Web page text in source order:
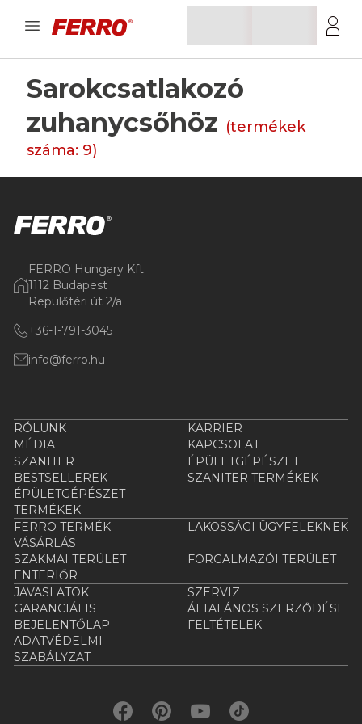
Sarokcsatlakozó
zuhanycsőhöz (termékek
száma: 9)
FERRO Hungary Kft.
1112 Budapest
Repülőtéri út 2/a
+36-1-791-3045
info@ferro.hu
RÓLUNK
KARRIER
MÉDIA
KAPCSOLAT
SZANITER
ÉPÜLETGÉPÉSZET
BESTSELLEREK
SZANITER TERMÉKEK
ÉPÜLETGÉPÉSZET
TERMÉKEK
FERRO TERMÉK
VÁSÁRLÁS
LAKOSSÁGI ÜGYFELEKNEK
SZAKMAI TERÜLET
FORGALMAZÓI TERÜLET
ENTERIŐR
JAVASLATOK
SZERVIZ
GARANCIÁLIS
BEJELENTŐLAP
ÁLTALÁNOS SZERZŐDÉSI
FELTÉTELEK
ADATVÉDELMI
SZABÁLYZAT